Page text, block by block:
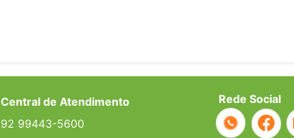
Central de Atendimento
92 99443-5600
Rede Social